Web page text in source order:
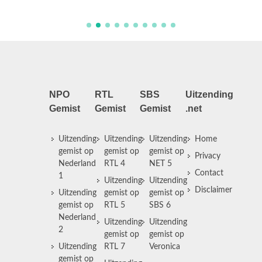
NPO
Gemist
Uitzending
gemist op
Nederland
1
Uitzending
gemist op
Nederland
2
Uitzending
gemist op
RTL
Gemist
Uitzending
gemist op
RTL 4
Uitzending
gemist op
RTL 5
Uitzending
gemist op
RTL 7
SBS
Gemist
Uitzending
gemist op
NET 5
Uitzending
gemist op
SBS 6
Uitzending
gemist op
Veronica
Uitzending
.net
Home
Privacy
Contact
Disclaimer